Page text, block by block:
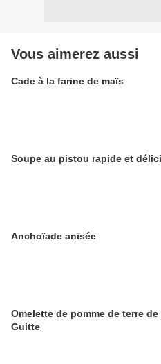
Vous aimerez aussi
Cade à la farine de maïs
Soupe au pistou rapide et
Anchoïade anisée
Omelette de pomme de terre de
Guitte